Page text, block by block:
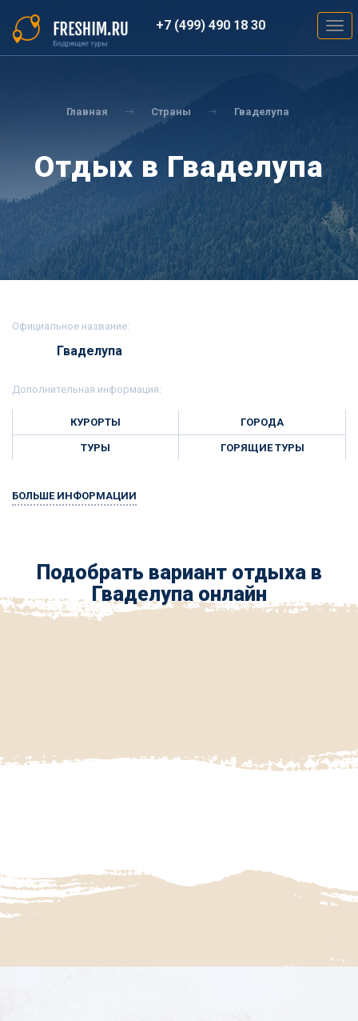
основному
содержанию
+7 (499) 490 18 30
Главная Страны Гваделупа
Отдых в Гваделупа
Официальное название:
Гваделупа
Дополнительная информация:
КУРОРТЫ ГОРОДА
ТУРЫ ГОРЯЩИЕ ТУРЫ
БОЛЬШЕ ИНФОРМАЦИИ
Подобрать вариант отдыха в
Гваделупа онлайн